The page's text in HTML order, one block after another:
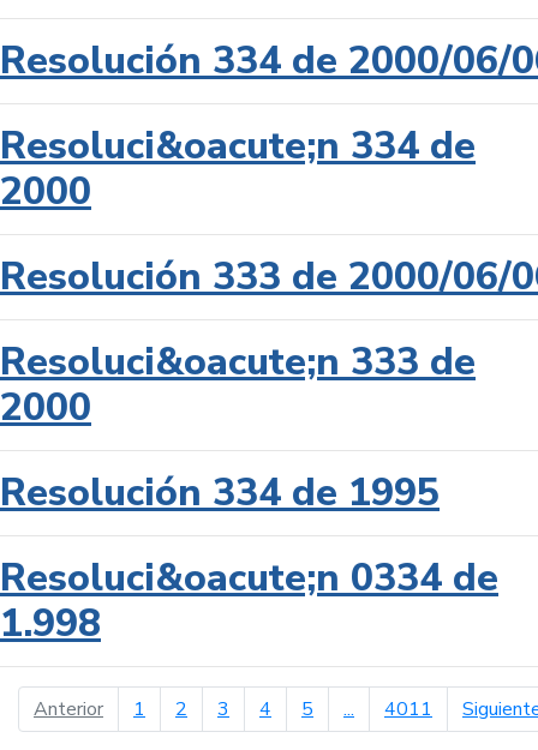
Resolución 334 de 2000/06/
Resoluci&oacute;n 334 de
2000
Resolución 333 de 2000/06/
Resoluci&oacute;n 333 de
2000
Resolución 334 de 1995
Resoluci&oacute;n 0334 de
1.998
Anteriorpágina anterior
1 2 3 4 5 ... 4011